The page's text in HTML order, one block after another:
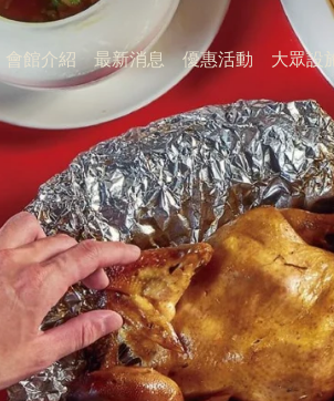
會館介紹 最新消息 優惠活動 大眾設施